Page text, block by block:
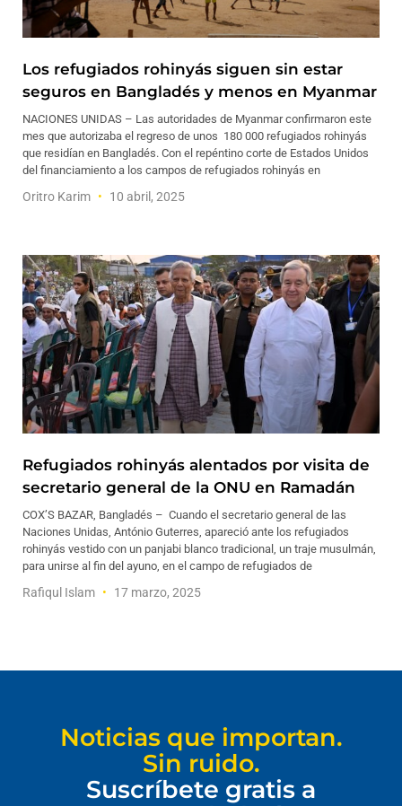
Los refugiados rohinyás siguen sin estar
seguros en Bangladés y menos en Myanmar
NACIONES UNIDAS – Las autoridades de Myanmar confirmaron este
mes que autorizaba el regreso de unos 180 000 refugiados rohinyás
que residían en Bangladés. Con el repéntino corte de Estados Unidos
del financiamiento a los campos de refugiados rohinyás en
Oritro Karim 10 abril, 2025
Refugiados rohinyás alentados por visita de
secretario general de la ONU en Ramadán
COX’S BAZAR, Bangladés – Cuando el secretario general de las
Naciones Unidas, António Guterres, apareció ante los refugiados
rohinyás vestido con un panjabi blanco tradicional, un traje musulmán,
para unirse al fin del ayuno, en el campo de refugiados de
Rafiqul Islam 17 marzo, 2025
Noticias que importan.
Sin ruido.
Suscríbete gratis a